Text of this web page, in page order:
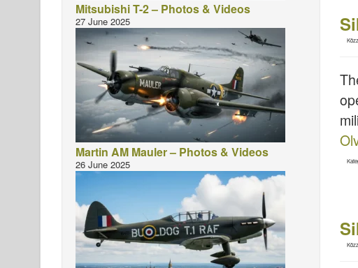
Mitsubishi T-2 – Photos & Videos
27 June 2025
Martin AM Mauler – Photos & Videos
26 June 2025